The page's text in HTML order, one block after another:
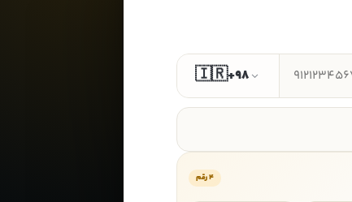
🇮🇷+98
۴ رقم